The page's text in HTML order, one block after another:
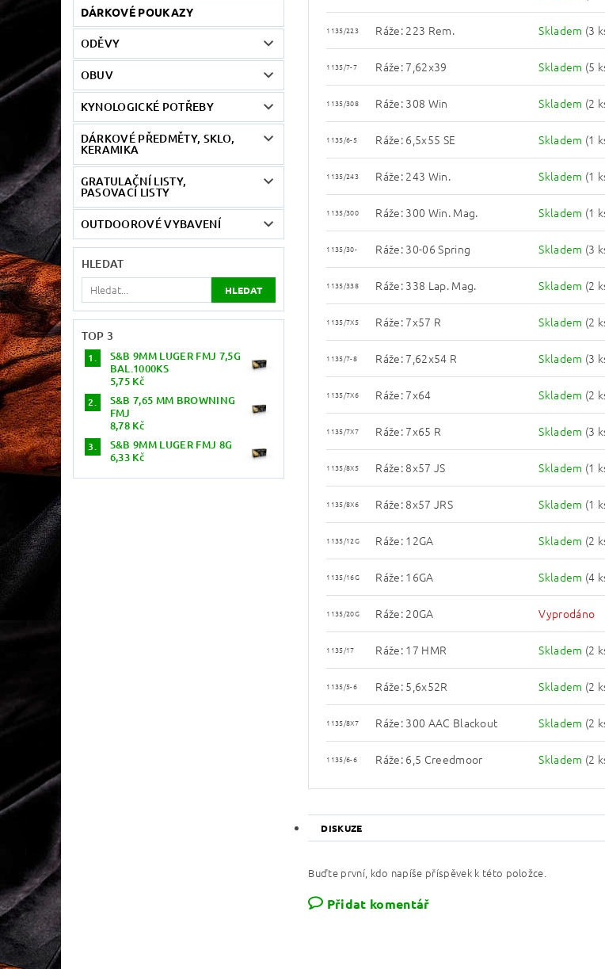
DÁRKOVÉ POUKAZY
ODĚVY
OBUV
KYNOLOGICKÉ POTŘEBY
DÁRKOVÉ PŘEDMĚTY, SKLO,
KERAMIKA
GRATULAČNÍ LISTY,
PASOVACÍ LISTY
OUTDOOROVÉ VYBAVENÍ
HLEDAT
TOP 3
S&B 9MM LUGER FMJ 7,5G
BAL.1000KS
5,75 Kč
S&B 7,65 MM BROWNING
FMJ
8,78 Kč
S&B 9MM LUGER FMJ 8G
6,33 Kč
1135/223 Ráže: 223 Rem. Skladem (3
1135/7-7 Ráže: 7,62x39 Skladem (5
1135/308 Ráže: 308 Win Skladem (2
1135/6-5 Ráže: 6,5x55 SE Skladem (1
1135/243 Ráže: 243 Win. Skladem (1
1135/300 Ráže: 300 Win. Mag. Skladem (1
1135/30- Ráže: 30-06 Spring Skladem (3
1135/338 Ráže: 338 Lap. Mag. Skladem (2
1135/7X5 Ráže: 7x57 R Skladem (2
1135/7-8 Ráže: 7,62x54 R Skladem (3
1135/7X6 Ráže: 7x64 Skladem (2
1135/7X7 Ráže: 7x65 R Skladem (3
1135/8X5 Ráže: 8x57 JS Skladem (1
1135/8X6 Ráže: 8x57 JRS Skladem (1
1135/12G Ráže: 12GA Skladem (2
1135/16G Ráže: 16GA Skladem (4
1135/20G Ráže: 20GA Vyprodáno
1135/17 Ráže: 17 HMR Skladem (2
1135/5-6 Ráže: 5,6x52R Skladem (2
1135/8X7 Ráže: 300 AAC Blackout Skladem (2
1135/6-6 Ráže: 6,5 Creedmoor Skladem (2
DISKUZE
Buďte první, kdo napíše příspěvek k této položce.
Přidat komentář